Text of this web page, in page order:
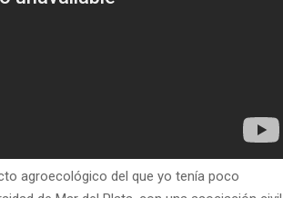
agroecológico del que yo tenía poco